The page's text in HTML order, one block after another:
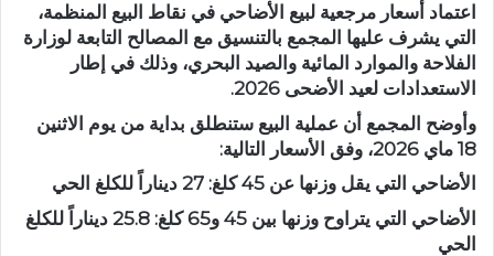
اعتماد أسعار مرجعية لبيع الأضاحي في نقاط البيع المنظمة،
التي يشرف عليها المجمع بالتنسيق مع المصالح التابعة لوزارة
الفلاحة والموارد المائية والصيد البحري، وذلك في إطار
الاستعدادات لعيد الأضحى 2026.
وأوضح المجمع أن عملية البيع ستنطلق بداية من يوم الاثنين
18 ماي 2026، وفق الأسعار التالية:
الأضاحي التي يقل وزنها عن 45 كلغ: 27 ديناراً للكلغ الحي
الأضاحي التي يتراوح وزنها بين 45 و65 كلغ: 25.8 ديناراً للكلغ
الحي